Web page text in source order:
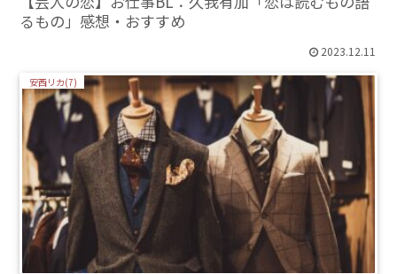
るもの」感想・おすすめ
2023.12.11
安西リカ(7)